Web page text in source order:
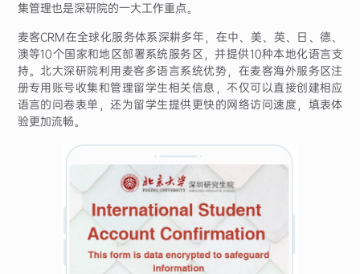
集管理也是深研院的一大工作重点。
麦客CRM在全球化服务体系深耕多年，在中、美、英、日、德、
澳等10个国家和地区部署系统服务区，并提供10种本地化语言支
持。北大深研院利用麦客多语言系统优势，在麦客海外服务区注
册专用账号收集和管理留学生相关信息，不仅可以直接创建相应
语言的问卷表单，还为留学生提供更快的网络访问速度，填表体
验更加流畅。